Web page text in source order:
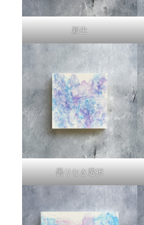
新生
曇りなき選択